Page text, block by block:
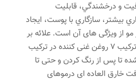
و درخشندگي، قابليت
بيشتر، سازگاري با پوست، ايجاد
از ویژگی های آن است. علائه بر
این ویژگی ها سپرو با ترکیب 7 روغن غنی کننده در ترکیب
تا پس از رنگ کردن و حتی تا
خارق العاده ای درموهای